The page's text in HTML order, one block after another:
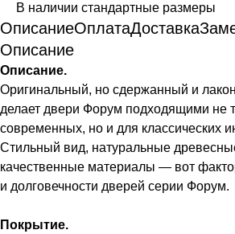
В наличии стандартные размеры
ОписаниеОплатаДоставка
Описание
Описание.
Оригинальный, но сдержанный и
делает двери Форум подходящими не
современных, но и для классических
Стильный вид, натуральные
качественные материалы — вот
и долговечности дверей серии Форум.
Покрытие.